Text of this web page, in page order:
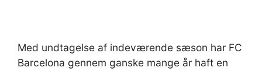
Med undtagelse af indeværende sæson har FC
Barcelona gennem ganske mange år haft en